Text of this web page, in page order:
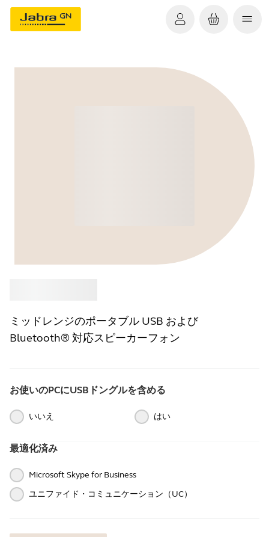
ミッドレンジのポータブル USB および
Bluetooth® 対応スピーカーフォン
お使いのPCにUSBドングルを含める
いいえ はい
最適化済み
Microsoft Skype for Business
ユニファイド・コミュニケーション（UC）